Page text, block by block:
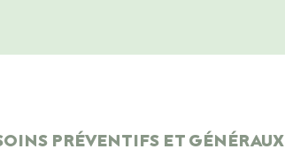
PRÉVENTIFS ET GÉNÉRAUX